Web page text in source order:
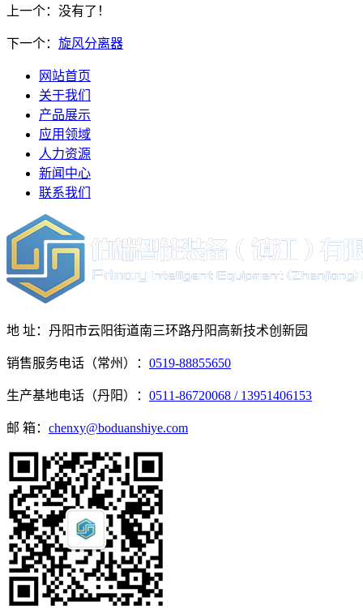
上一个：没有了！
下一个： 旋风分离器
网站首页
关于我们
产品展示
应用领域
人力资源
新闻中心
联系我们
地 址：丹阳市云阳街道南三环路丹阳高新技术创新园
销售服务电话（常州）： 0519-88855650
生产基地电话（丹阳）： 0511-86720068 / 13951406153
邮 箱： chenxy@boduanshiye.com